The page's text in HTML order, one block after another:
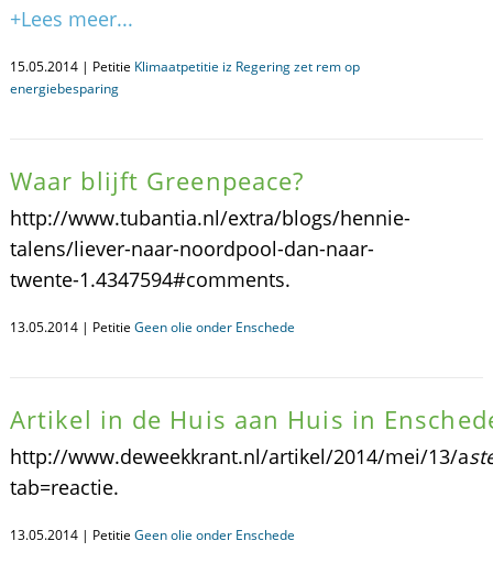
+Lees meer...
15.05.2014 | Petitie Klimaatpetitie iz Regering zet rem op
energiebesparing
Waar blijft Greenpeace?
http://www.tubantia.nl/extra/blogs/hennie-
talens/liever-naar-noordpool-dan-naar-
twente-1.4347594#comments.
13.05.2014 | Petitie Geen olie onder Enschede
Artikel in de Huis aan Huis in
http://www.deweekkrant.nl/artikel/2014/mei/13/a
tab=reactie.
13.05.2014 | Petitie Geen olie onder Enschede